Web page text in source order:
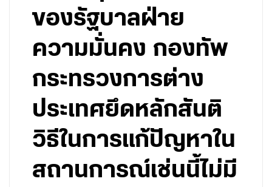
ของรัฐบาลฝ่าย
ความมั่นคง กองทัพ
กระทรวงการต่าง
ประเทศยึดหลักสันติ
วิธีในการแก้ปัญหาใน
สถานการณ์เช่นนี้ไม่มี